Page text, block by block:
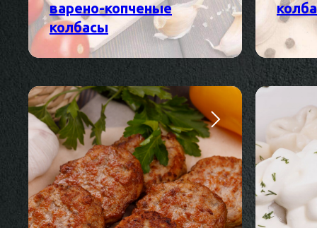
варено-копченые
колбасы